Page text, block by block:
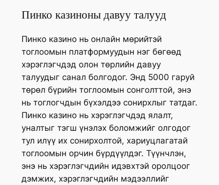
Пинко казиноны давуу талууд
Пинко казино нь онлайн мөрийтэй
тоглоомын платформуудын нэг бөгөөд
хэрэглэгчдэд олон төрлийн давуу
талуудыг санал болгодог. Энд 5000 гаруй
төрөл бүрийн тоглоомын сонголттой, энэ
нь тоглогчдын бүхэлдээ сонирхлыг татдаг.
Пинко казино нь хэрэглэгчдэд ялалт,
уналтыг тэгш үнэлэх боломжийг олгодог
тул илүү их сонирхолтой, хариуцлагатай
тоглоомын орчин бүрдүүлдэг. Түүнчлэн,
энэ нь хэрэглэгчдийн идэвхтэй оролцоог
дэмжих, хэрэглэгчдийн мэдээллийг